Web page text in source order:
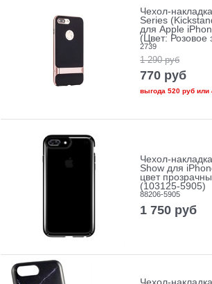
Чехол-
Series
для Apple
(Цвет: Розовое
2739
1 290 руб
770 руб
выгода 520 рубили
Чехол-
Show для
цвет
(103125-5905)
88206-5905
1 750 руб